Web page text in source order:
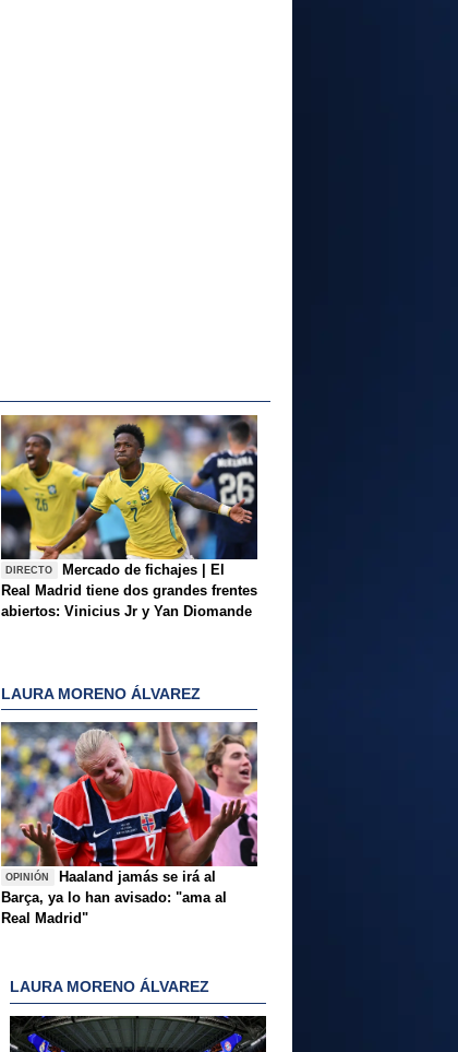
DIRECTO
Mercado de fichajes | El
Real Madrid tiene dos grandes frentes
abiertos: Vinicius Jr y Yan Diomande
LAURA MORENO ÁLVAREZ
OPINIÓN
Haaland jamás se irá al
Barça, ya lo han avisado: "ama al
Real Madrid"
LAURA MORENO ÁLVAREZ